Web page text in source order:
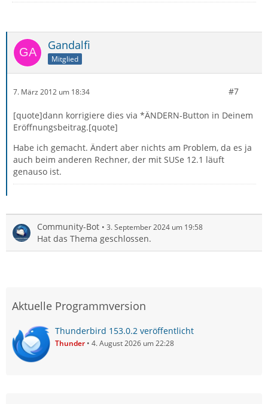
Gandalfi
Mitglied
7. März 2012 um 18:34 #7
[quote]dann korrigiere dies via *ÄNDERN-Button in Deinem
Eröffnungsbeitrag.[quote]
Habe ich gemacht. Ändert aber nichts am Problem, da es ja
auch beim anderen Rechner, der mit SUSe 12.1 läuft
genauso ist.
Community-Bot 3. September 2024 um 19:58
Hat das Thema geschlossen.
Aktuelle Programmversion
Thunderbird 153.0.2 veröffentlicht
Thunder 4. August 2026 um 22:28